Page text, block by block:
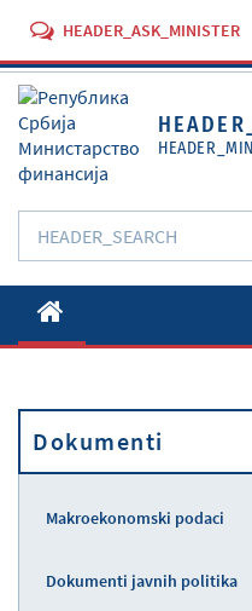
HEADER_ASK_MINISTER
O Ministarstvu
Aktivnosti
Propisi
Dokumenti
Makroekonomski podaci
Dokumenti javnih politika